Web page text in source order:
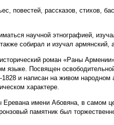
повестей, рассказов, стихов,
научной этнографией,
собирал и изучал армянский,
роман «Раны
языке. Посвящен
и написан на живом народном
характере.
имени Абовяна, в самом
памятник был